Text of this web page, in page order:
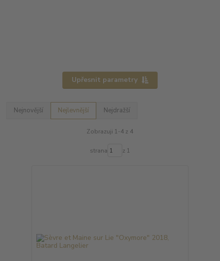
Upřesnit parametry
Nejnovější Nejlevnější Nejdražší
Zobrazuji 1-4 z 4
strana z 1